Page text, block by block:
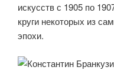
искусств с 1905 по
круги некоторых из
эпохи.